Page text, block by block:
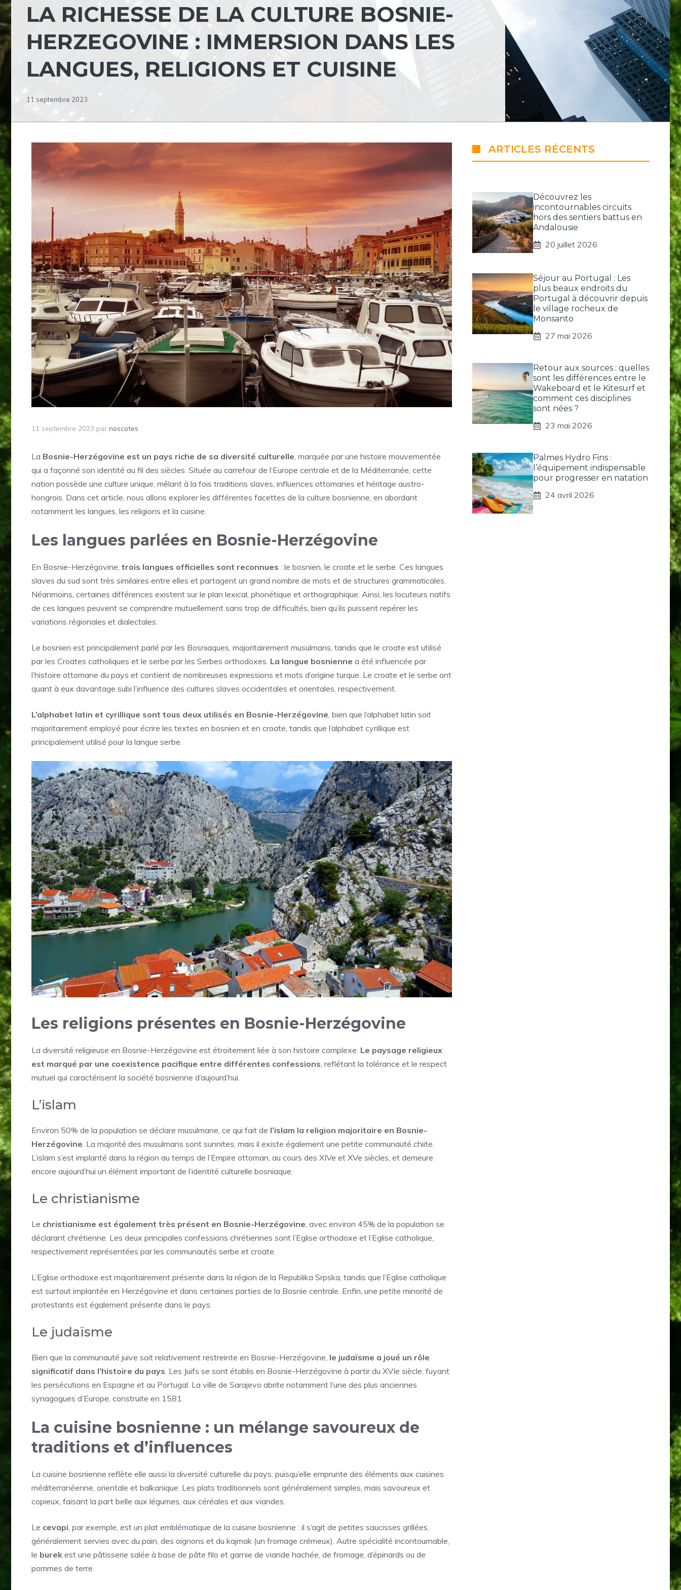
LA RICHESSE DE LA CULTURE BOSNIE-
HERZEGOVINE : IMMERSION DANS LES
LANGUES, RELIGIONS ET CUISINE
11 septembre 2023
11 septembre 2023 par noscotes
La Bosnie-Herzégovine est un pays riche de sa diversité culturelle , marquée par une histoire mouvementée
qui a façonné son identité au fil des siècles. Située au carrefour de l’Europe centrale et de la Méditerranée, cette
nation possède une culture unique, mêlant à la fois traditions slaves, influences ottomanes et héritage austro-
hongrois. Dans cet article, nous allons explorer les différentes facettes de la culture bosnienne, en abordant
notamment les langues, les religions et la cuisine.
Les langues parlées en Bosnie-Herzégovine
En Bosnie-Herzégovine, trois langues officielles sont reconnues : le bosnien, le croate et le serbe. Ces langues
slaves du sud sont très similaires entre elles et partagent un grand nombre de mots et de structures grammaticales.
Néanmoins, certaines différences existent sur le plan lexical, phonétique et orthographique. Ainsi, les locuteurs natifs
de ces langues peuvent se comprendre mutuellement sans trop de difficultés, bien qu’ils puissent repérer les
variations régionales et dialectales.
Le bosnien est principalement parlé par les Bosniaques, majoritairement musulmans, tandis que le croate est utilisé
par les Croates catholiques et le serbe par les Serbes orthodoxes. La langue bosnienne a été influencée par
l’histoire ottomane du pays et contient de nombreuses expressions et mots d’origine turque. Le croate et le serbe ont
quant à eux davantage subi l’influence des cultures slaves occidentales et orientales, respectivement.
L’alphabet latin et cyrillique sont tous deux utilisés en Bosnie-Herzégovine , bien que l’alphabet latin soit
majoritairement employé pour écrire les textes en bosnien et en croate, tandis que l’alphabet cyrillique est
principalement utilisé pour la langue serbe.
Les religions présentes en Bosnie-Herzégovine
La diversité religieuse en Bosnie-Herzégovine est étroitement liée à son histoire complexe. Le paysage religieux
est marqué par une coexistence pacifique entre différentes confessions, reflétant la tolérance et le respect
mutuel qui caractérisent la société bosnienne d’aujourd’hui.
L’islam
Environ 50% de la population se déclare musulmane, ce qui fait de l’islam la religion majoritaire en Bosnie-
Herzégovine. La majorité des musulmans sont sunnites, mais il existe également une petite communauté chiite.
L’islam s’est implanté dans la région au temps de l’Empire ottoman, au cours des XIVe et XVe siècles, et demeure
encore aujourd’hui un élément important de l’identité culturelle bosniaque.
Le christianisme
Le christianisme est également très présent en Bosnie-Herzégovine, avec environ 45% de la population se
déclarant chrétienne. Les deux principales confessions chrétiennes sont l’Eglise orthodoxe et l’Eglise catholique,
respectivement représentées par les communautés serbe et croate.
L’Eglise orthodoxe est majoritairement présente dans la région de la Republika Srpska, tandis que l’Eglise catholique
est surtout implantée en Herzégovine et dans certaines parties de la Bosnie centrale. Enfin, une petite minorité de
protestants est également présente dans le pays.
Le judaïsme
Bien que la communauté juive soit relativement restreinte en Bosnie-Herzégovine, le judaïsme a joué un rôle
significatif dans l’histoire du pays. Les Juifs se sont établis en Bosnie-Herzégovine à partir du XVIe siècle, fuyant
les persécutions en Espagne et au Portugal. La ville de Sarajevo abrite notamment l’une des plus anciennes
synagogues d’Europe, construite en 1581.
La cuisine bosnienne : un mélange savoureux de
traditions et d’influences
La cuisine bosnienne reflète elle aussi la diversité culturelle du pays, puisqu’elle emprunte des éléments aux cuisines
méditerranéenne, orientale et balkanique. Les plats traditionnels sont généralement simples, mais savoureux et
copieux, faisant la part belle aux légumes, aux céréales et aux viandes.
Le cevapi, par exemple, est un plat emblématique de la cuisine bosnienne : il s’agit de petites saucisses grillées,
généralement servies avec du pain, des oignons et du kajmak (un fromage crémeux). Autre spécialité incontournable,
le burek est une pâtisserie salée à base de pâte filo et garnie de viande hachée, de fromage, d’épinards ou de
pommes de terre.
ARTICLES RÉCENTS
Découvrez les
incontournables circuits
hors des sentiers battus en
Andalousie
20 juillet 2026
Séjour au Portugal : Les
plus beaux endroits du
Portugal à découvrir depuis
le village rocheux de
Monsanto
27 mai 2026
Retour aux sources : quelles
sont les différences entre le
Wakeboard et le Kitesurf et
comment ces disciplines
sont nées ?
23 mai 2026
Palmes Hydro Fins :
l’équipement indispensable
pour progresser en natation
24 avril 2026